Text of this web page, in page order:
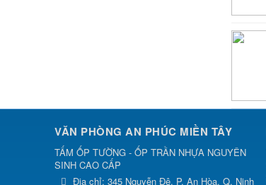
VĂN PHÒNG AN PHÚC MIỀN TÂY
TẤM ỐP TƯỜNG - ỐP TRẦN NHỰA NGUYÊN
SINH CAO CẤP
Địa chỉ: 345 Nguyễn Đệ, P. An Hòa, Q. Ninh